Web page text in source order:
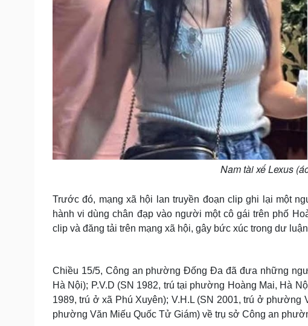
Nam tài xế Lexus
Trước đó, mạng xã hội lan truyền đoạn clip ghi lại một
hành vi dùng chân đạp vào người một cô gái trên phố
clip và đăng tải trên mạng xã hội, gây bức xúc trong dư
Chiều 15/5, Công an phường Đống Đa đã đưa những
Hà Nội); P.V.D (SN 1982, trú tại phường Hoàng Mai, Hà
1989, trú ở xã Phú Xuyên); V.H.L (SN 2001, trú ở phường
phường Văn Miếu Quốc Tử Giám) về trụ sở Công an